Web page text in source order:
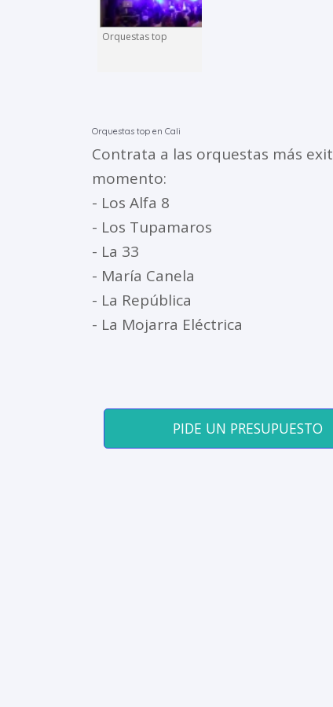
Orquestas top
Orquestas top en Cali
Contrata a las orquestas más
momento:
- Los Alfa 8
- Los Tupamaros
- La 33
- María Canela
- La República
- La Mojarra Eléctrica
PIDE UN PRESUPUESTO